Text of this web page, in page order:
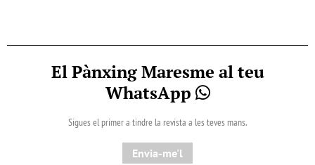
El Pànxing Maresme al teu
WhatsApp
Sigues el primer a tindre la revista a les teves mans.
Envia-me'l